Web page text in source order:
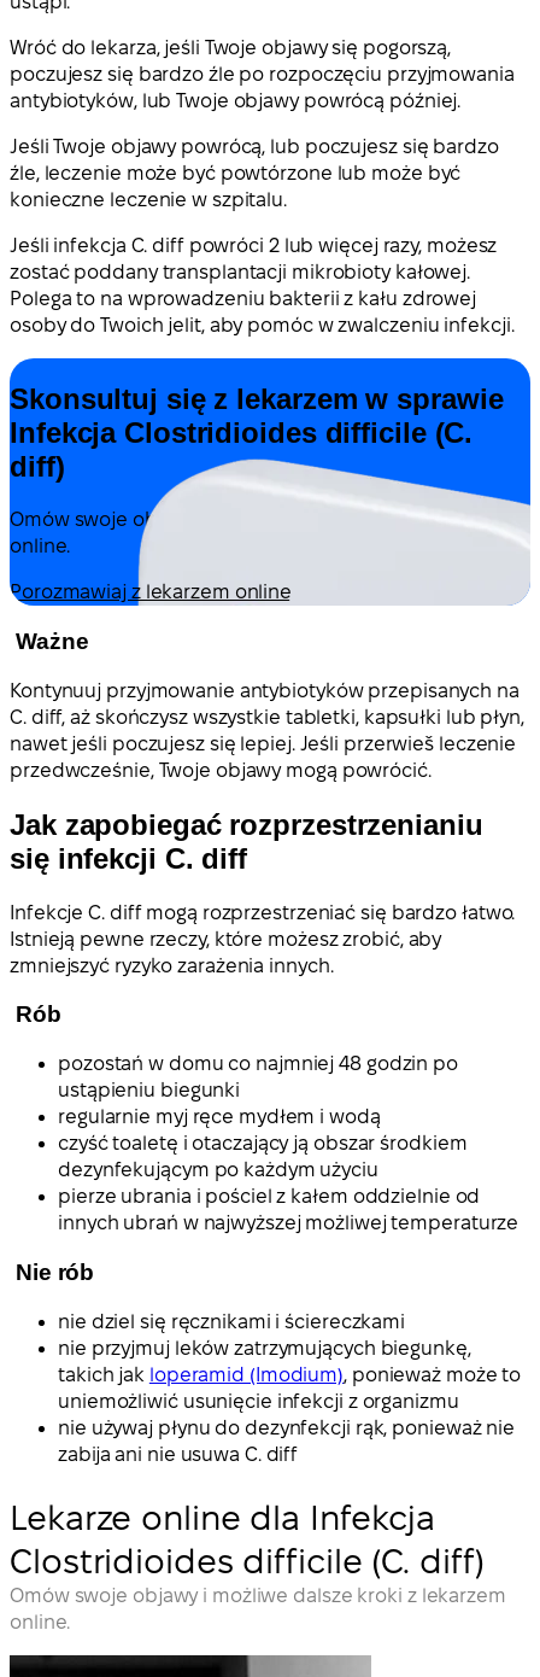
Wróć do lekarza, jeśli Twoje objawy się pogorszą,
poczujesz się bardzo źle po rozpoczęciu przyjmowania
antybiotyków, lub Twoje objawy powrócą później.
Jeśli Twoje objawy powrócą, lub poczujesz się bardzo
źle, leczenie może być powtórzone lub może być
konieczne leczenie w szpitalu.
Jeśli infekcja C. diff powróci 2 lub więcej razy, możesz
zostać poddany transplantacji mikrobioty kałowej.
Polega to na wprowadzeniu bakterii z kału zdrowej
osoby do Twoich jelit, aby pomóc w zwalczeniu infekcji.
Skonsultuj się z lekarzem w sprawie
Infekcja Clostridioides difficile (C.
diff)
Omów swoje objawy i możliwe dalsze kroki z lekarzem
online.
Porozmawiaj z lekarzem online
Ważne
Kontynuuj przyjmowanie antybiotyków przepisanych na
C. diff, aż skończysz wszystkie tabletki, kapsułki lub płyn,
nawet jeśli poczujesz się lepiej. Jeśli przerwieš leczenie
przedwcześnie, Twoje objawy mogą powrócić.
Jak zapobiegać rozprzestrzenianiu
się infekcji C. diff
Infekcje C. diff mogą rozprzestrzeniać się bardzo łatwo.
Istnieją pewne rzeczy, które możesz zrobić, aby
zmniejszyć ryzyko zarażenia innych.
Rób
pozostań w domu co najmniej 48 godzin po
ustąpieniu biegunki
regularnie myj ręce mydłem i wodą
czyść toaletę i otaczający ją obszar środkiem
dezynfekującym po każdym użyciu
pierze ubrania i pościel z kałem oddzielnie od
innych ubrań w najwyższej możliwej temperaturze
Nie rób
nie dziel się ręcznikami i ściereczkami
nie przyjmuj leków zatrzymujących biegunkę,
takich jak loperamid (Imodium), ponieważ może to
uniemożliwić usunięcie infekcji z organizmu
nie używaj płynu do dezynfekcji rąk, ponieważ nie
zabija ani nie usuwa C. diff
Lekarze online dla Infekcja
Clostridioides difficile (C. diff)
Omów swoje objawy i możliwe dalsze kroki z lekarzem
online.